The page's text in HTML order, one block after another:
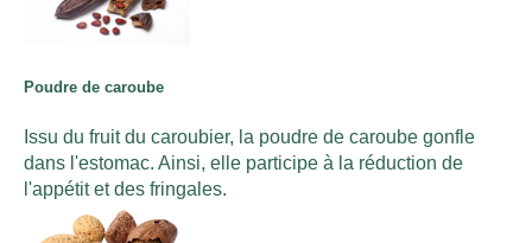
Poudre de caroube
Issu du fruit du caroubier, la poudre de caroube gonfle
dans l'estomac. Ainsi, elle participe à la réduction de
l'appétit et des fringales.